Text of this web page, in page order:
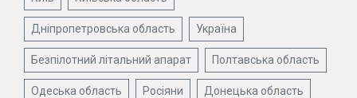
Дніпропетровська область Україна
Безпілотний літальний апарат Полтавська область
Одеська область Росіяни Донецька область